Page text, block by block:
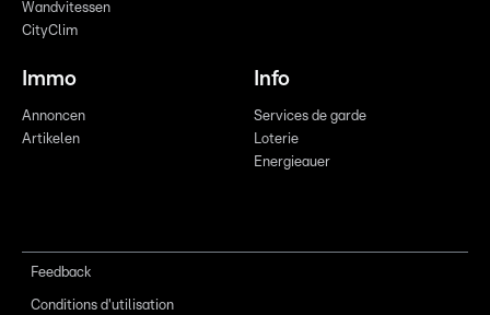
Wandvitessen
CityClim
Immo
Annoncen
Artikelen
Info
Services de garde
Loterie
Energieauer
Feedback
Conditions d'utilisation